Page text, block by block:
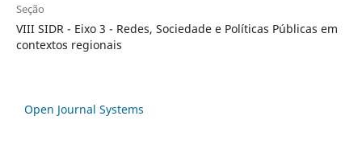
Seção
VIII SIDR - Eixo 3 - Redes, Sociedade e Políticas Públicas em
contextos regionais
Open Journal Systems